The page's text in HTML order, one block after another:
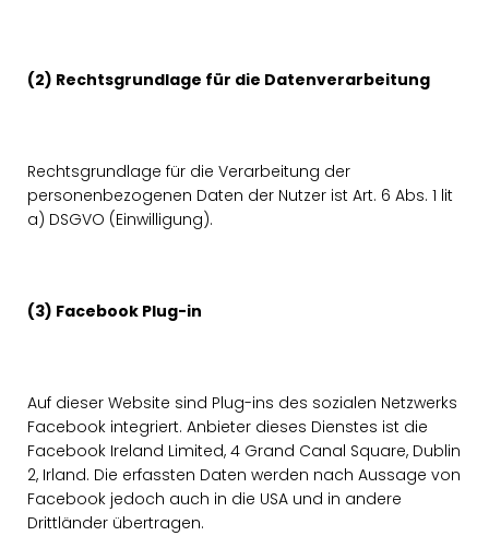
(2) Rechtsgrundlage für die Datenverarbeitung
Rechtsgrundlage für die Verarbeitung der
personenbezogenen Daten der Nutzer ist Art. 6 Abs. 1 lit
a) DSGVO (Einwilligung).
(3) Facebook Plug-in
Auf dieser Website sind Plug-ins des sozialen Netzwerks
Facebook integriert. Anbieter dieses Dienstes ist die
Facebook Ireland Limited, 4 Grand Canal Square, Dublin
2, Irland. Die erfassten Daten werden nach Aussage von
Facebook jedoch auch in die USA und in andere
Drittländer übertragen.